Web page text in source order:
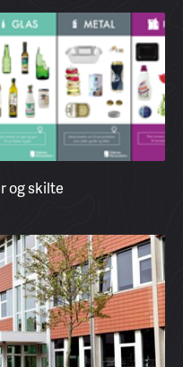
og skilte